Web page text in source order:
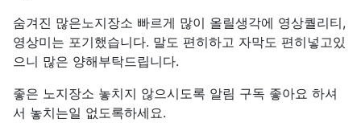
숨겨진 많은노지장소 빠르게 많이 올릴생각에 영상퀄리티,
영상미는 포기했습니다. 말도 편히하고 자막도 편히넣고있
으니 많은 양해부탁드립니다.
좋은 노지장소 놓치지 않으시도록 알림 구독 좋아요 하셔
서 놓치는일 없도록하세요.